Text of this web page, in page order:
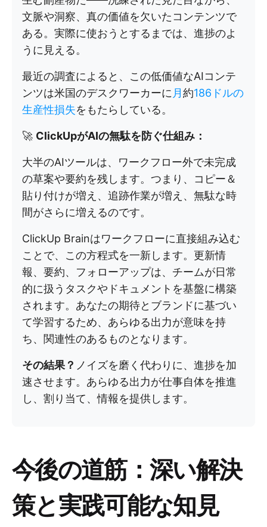
文脈や洞察、真の価値を欠いたコンテンツで
ある。実際に使おうとするまでは、進捗のよ
うに見える。
最近の調査によると、この低価値なAIコンテ
ンツは米国のデスクワーカーに月約186ドルの
生産性損失をもたらしている。
🚀 ClickUpがAIの無駄を防ぐ仕組み：
大半のAIツールは、ワークフロー外で未完成
の草案や要約を残します。つまり、コピー＆
貼り付けが増え、追跡作業が増え、無駄な時
間がさらに増えるのです。
ClickUp Brainはワークフローに直接組み込む
ことで、この方程式を一新します。更新情
報、要約、フォローアップは、チームが日常
的に扱うタスクやドキュメントを基盤に構築
されます。あなたの期待とブランドに基づい
て学習するため、あらゆる出力が意味を持
ち、関連性のあるものとなります。
その結果？ ノイズを磨く代わりに、進捗を加
速させます。あらゆる出力が仕事自体を推進
し、割り当て、情報を提供します。
今後の道筋：深い解決
策と実践可能な知見